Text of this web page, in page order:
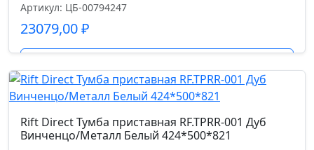
Артикул: ЦБ-00794247
23079,00₽
Rift Direct Тумба приставная RF.TPRR-001 Дуб
Винченцо/Металл Белый 424*500*821